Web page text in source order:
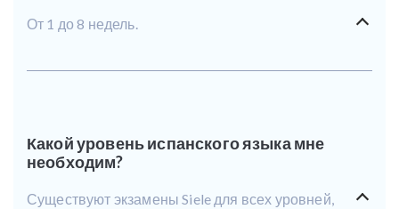
От 1 до 8 недель.
Какой уровень испанского языка мне
необходим?
Существуют экзамены Siele для всех уровней,